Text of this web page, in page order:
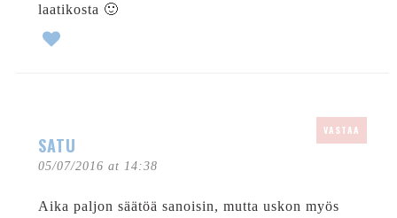
laatikosta 🙂
SATU
05/07/2016 at 14:38
VASTAA
Aika paljon säätöä sanoisin, mutta uskon myös